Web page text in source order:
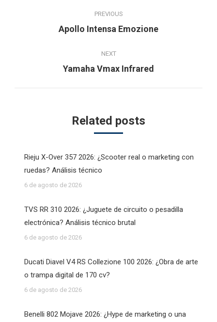
navigation
PREVIOUS
Previous
Apollo Intensa Emozione
NEXT
Next
Yamaha Vmax Infrared
Related posts
Rieju X-Over 357 2026: ¿Scooter real o marketing con
ruedas? Análisis técnico
6 de agosto de 2026
TVS RR 310 2026: ¿Juguete de circuito o pesadilla
electrónica? Análisis técnico brutal
6 de agosto de 2026
Ducati Diavel V4 RS Collezione 100 2026: ¿Obra de arte
o trampa digital de 170 cv?
6 de agosto de 2026
Benelli 802 Mojave 2026: ¿Hype de marketing o una